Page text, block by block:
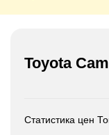
Toyota
Статистика цен